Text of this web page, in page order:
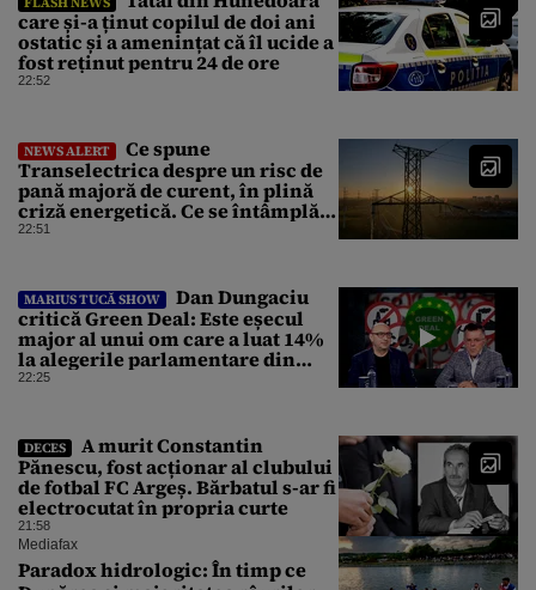
care și-a ținut copilul de doi ani
ostatic și a amenințat că îl ucide a
fost reținut pentru 24 de ore
22:52
NEWS ALERT
Ce spune
Transelectrica despre un risc de
pană majoră de curent, în plină
criză energetică. Ce se întâmplă
cu Sistemul Electroenergetic
22:51
MARIUS TUCĂ SHOW
Dan Dungaciu
critică Green Deal: Este eșecul
major al unui om care a luat 14%
la alegerile parlamentare din
Olanda
22:25
DECES
A murit Constantin
Pănescu, fost acționar al clubului
de fotbal FC Argeș. Bărbatul s-ar fi
electrocutat în propria curte
21:58
Mediafax
Paradox hidrologic: În timp ce